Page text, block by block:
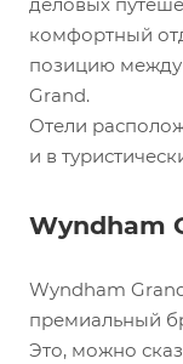
комфортный
позицию
Grand.
Отели
и в
Wyndham
Wyndham
премиальный
Это, можно